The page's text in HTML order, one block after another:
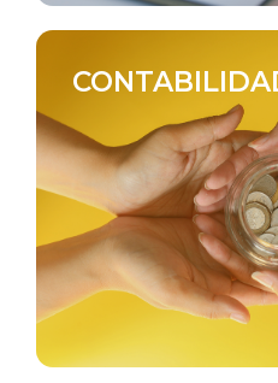
Estrategias de
análisis financiero para
económico